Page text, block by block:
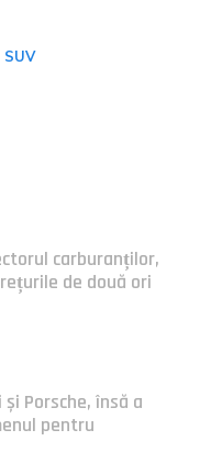
SUV
carburanților,
de două ori
Porsche, însă a
pentru